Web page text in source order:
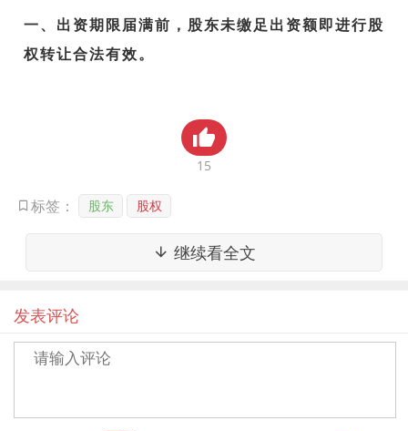
一、出资期限届满前，股东未缴足出资额即进行股
权转让合法有效。
出资额，本就是认缴制度实施的意义。该期间内，
股东转让其已实缴出资部分的股权，合法、有效；
转让其未实缴出资部分的股权，并未违反法律规
定，亦为有效。
奕锦鹏物流、盛强公司公路货物运输合同纠纷案。
15
标签： 股东 股权
继续看全文
发表评论